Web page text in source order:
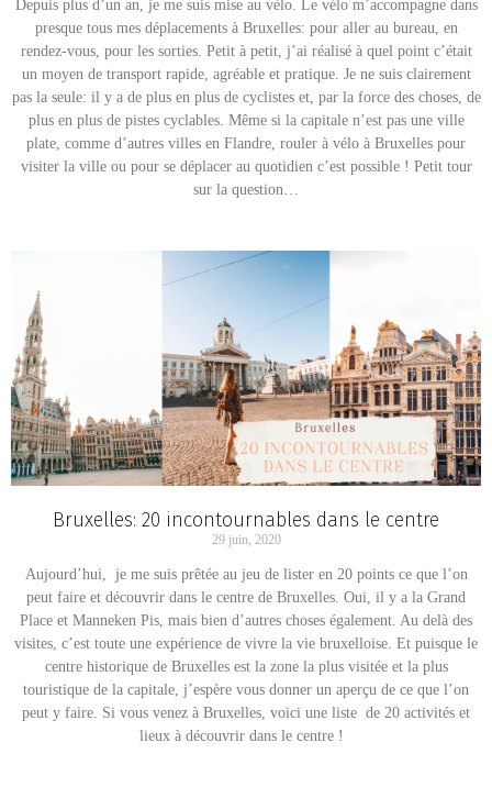
Depuis plus d’un an, je me suis mise au vélo. Le vélo m’accompagne dans
presque tous mes déplacements à Bruxelles: pour aller au bureau, en
rendez-vous, pour les sorties. Petit à petit, j’ai réalisé à quel point c’était
un moyen de transport rapide, agréable et pratique. Je ne suis clairement
pas la seule: il y a de plus en plus de cyclistes et, par la force des choses, de
plus en plus de pistes cyclables. Même si la capitale n’est pas une ville
plate, comme d’autres villes en Flandre, rouler à vélo à Bruxelles pour
visiter la ville ou pour se déplacer au quotidien c’est possible ! Petit tour
sur la question…
Bruxelles: 20 incontournables dans le centre
29 juin, 2020
Aujourd’hui, je me suis prêtée au jeu de lister en 20 points ce que l’on
peut faire et découvrir dans le centre de Bruxelles. Oui, il y a la Grand
Place et Manneken Pis, mais bien d’autres choses également. Au delà des
visites, c’est toute une expérience de vivre la vie bruxelloise. Et puisque le
centre historique de Bruxelles est la zone la plus visitée et la plus
touristique de la capitale, j’espère vous donner un aperçu de ce que l’on
peut y faire. Si vous venez à Bruxelles, voici une liste de 20 activités et
lieux à découvrir dans le centre !